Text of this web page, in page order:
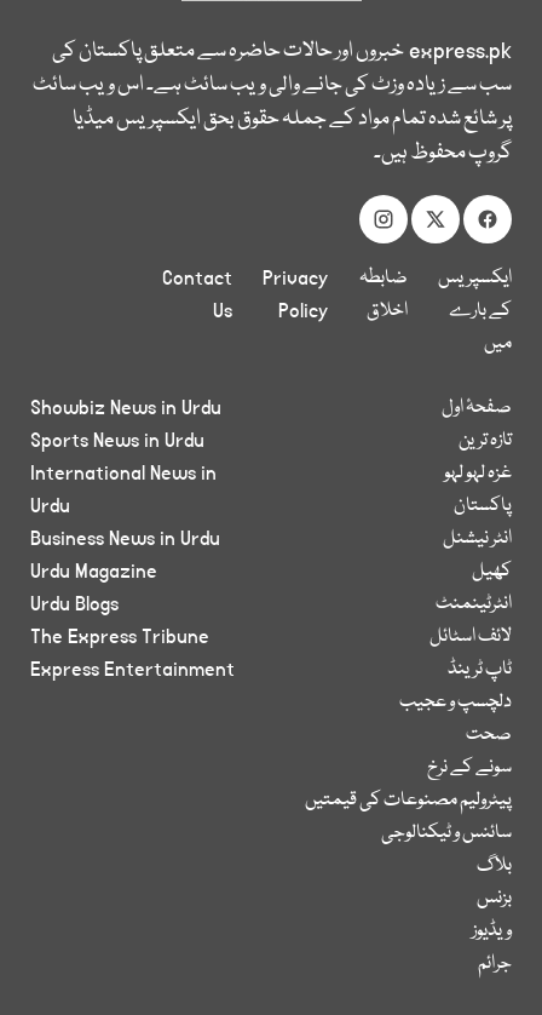
express.pkخبروں اور حالات حاضرہ سے متعلق پاکستان کی
سب سے زیادہ وزٹ کی جانے والی ویب سائٹ ہے۔ اس ویب سائٹ
پر شائع شدہ تمام مواد کے جملہ حقوق بحق ایکسپریس میڈیا
گروپ محفوظ ہیں۔
ایکسپریس
کے بارے
میں
ضابطہ
اخلاق
Privacy
Policy
Contact
Us
صفحۂ اول
تازہ ترین
غزہ لہو لہو
پاکستان
انٹر نیشنل
کھیل
انٹرٹینمنٹ
لائف اسٹائل
ٹاپ ٹرینڈ
دلچسپ و عجیب
صحت
سونے کے نرخ
پیٹرولیم مصنوعات کی قیمتیں
سائنس و ٹیکنالوجی
بلاگ
بزنس
ویڈیوز
جرائم
Showbiz News in Urdu
Sports News in Urdu
International News in
Urdu
Business News in Urdu
Urdu Magazine
Urdu Blogs
The Express Tribune
Express Entertainment